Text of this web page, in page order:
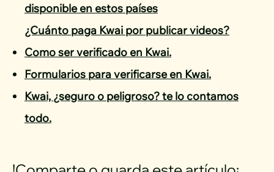
disponible en estos países
¿Cuánto paga Kwai por publicar videos?
Como ser verificado en Kwai.
Formularios para verificarse en Kwai.
Kwai, ¿seguro o peligroso? te lo contamos
todo.